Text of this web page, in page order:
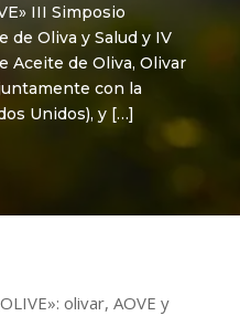
III Simposio
de Oliva y Salud y IV
Aceite de Oliva, Olivar
con la
Unidos), y […]
olivar, AOVE y